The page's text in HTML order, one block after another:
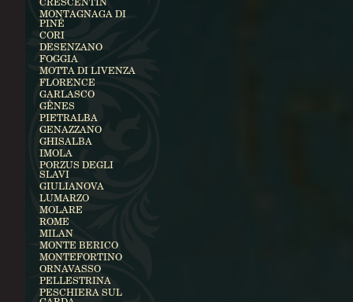
MONTAGNAGA DI
PINÉ
CORI
DESENZANO
FOGGIA
MOTTA DI LIVENZA
FLORENCE
GARLASCO
GÊNES
PIETRALBA
GENAZZANO
GHISALBA
IMOLA
PORZUS DEGLI
SLAVI
GIULIANOVA
LUMARZO
MOLARE
ROME
MILAN
MONTE BERICO
MONTEFORTINO
ORNAVASSO
PELLESTRINA
PESCHIERA SUL